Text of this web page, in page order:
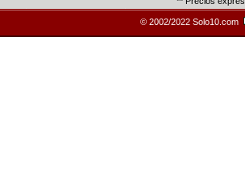
© 2002/2022 Solo10.com